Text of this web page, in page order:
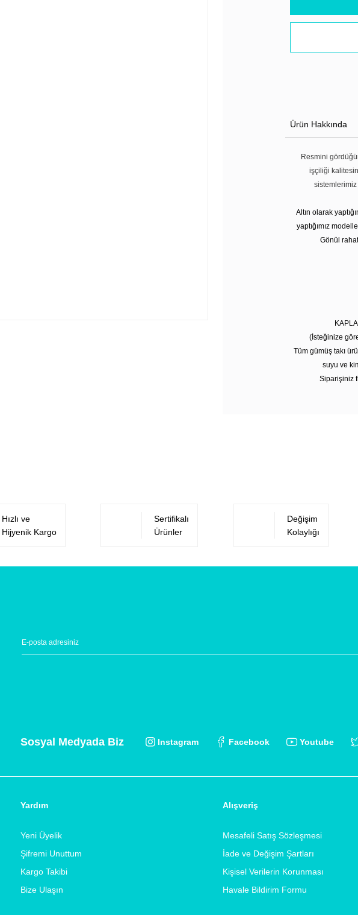
Ürün Hakkında
Resmini
işçiliği
sistemlerimiz
Altın olarak
yaptığımız
Gönül
(İsteğinize
Tüm gümüş takı
suyu ve
Siparişiniz
Hızlı ve
Hijyenik Kargo
Sertifikalı
Ürünler
Değişim
Kolaylığı
Sosyal Medyada Biz Instagram Facebook Youtube
Yardım
Yeni Üyelik
Şifremi Unuttum
Kargo Takibi
Bize Ulaşın
Alışveriş
Mesafeli Satış Sözleşmesi
İade ve Değişim Şartları
Kişisel Verilerin Korunması
Havale Bildirim Formu